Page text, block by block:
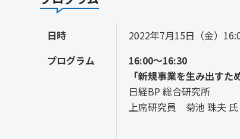
日時
2022年7月15日（金）
プログラム
16:00～16:30
「新規事業を生み出すた
日経BP 総合研究所
上席研究員 菊池 珠夫 氏